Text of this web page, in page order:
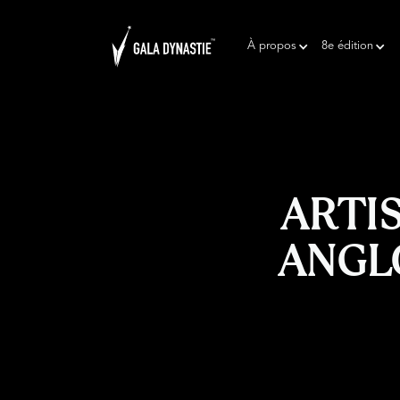
À propos 8e édition